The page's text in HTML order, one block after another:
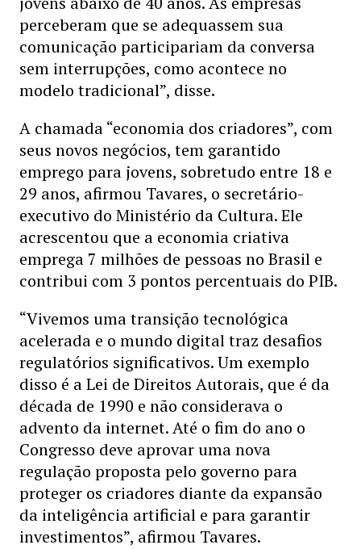
perceberam que se adequassem sua
comunicação participariam da conversa
sem interrupções, como acontece no
modelo tradicional”, disse.
A chamada “economia dos criadores”, com
seus novos negócios, tem garantido
emprego para jovens, sobretudo entre 18 e
29 anos, afirmou Tavares, o secretário-
executivo do Ministério da Cultura. Ele
acrescentou que a economia criativa
emprega 7 milhões de pessoas no Brasil e
contribui com 3 pontos percentuais do PIB.
“Vivemos uma transição tecnológica
acelerada e o mundo digital traz desafios
regulatórios significativos. Um exemplo
disso é a Lei de Direitos Autorais, que é da
década de 1990 e não considerava o
advento da internet. Até o fim do ano o
Congresso deve aprovar uma nova
regulação proposta pelo governo para
proteger os criadores diante da expansão
da inteligência artificial e para garantir
investimentos”, afirmou Tavares.